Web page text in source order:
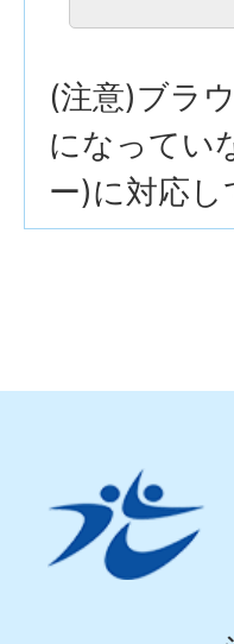
(注意)ブラ
になってい
ー)に対応
市
Hikari